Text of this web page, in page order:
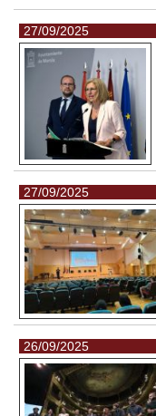
27/09/2025
27/09/2025
26/09/2025